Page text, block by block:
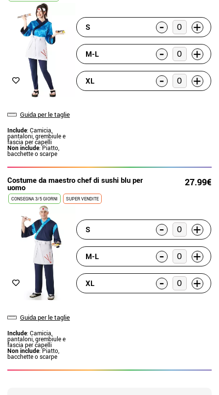
Guida per le taglie
Include: Camicia,
pantaloni, grembiule e
fascia per capelli
Non include: Piatto,
bacchette o scarpe
S - +
M-L - +
XL - +
Costume da maestro chef di sushi blu per
uomo 27.99€
CONSEGNA 3/5 GIORNI SUPER VENDITE
Guida per le taglie
Include: Camicia,
pantaloni, grembiule e
fascia per capelli
Non include: Piatto,
bacchette o scarpe
S - +
M-L - +
XL - +